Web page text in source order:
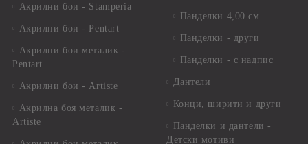
Акрилни бои - Stamperia
Акрилни бои - Pentart
Акрилни бои металик -
Pentart
Акрилни бои - Artiste
Акрилна боя металик -
Artiste
Панделки 4,00 см
Панделки - други
Панделки - с надпис
Дантели
Конци, ширити и други
Панделки и дантели -
Детски мотиви